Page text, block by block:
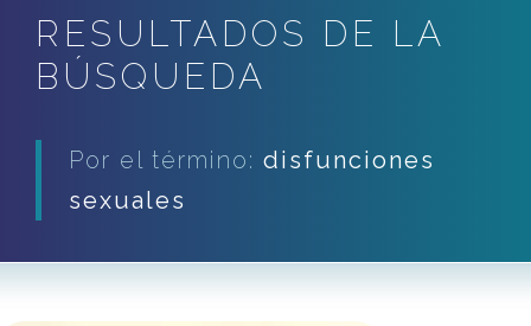
RESULTADOS DE LA
BÚSQUEDA
Por el término: disfunciones
sexuales